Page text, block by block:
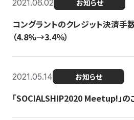
2021.06.02 お知らせ
コングラントのクレジット決済手
（4.8%→3.4％）
2021.05.14 お知らせ
「SOCIALSHIP2020 Meetup!」の